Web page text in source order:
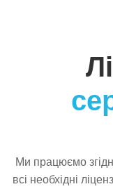
Ми працюємо
всі необхідні